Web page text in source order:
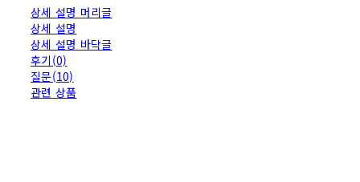
상세 설명 머리글
상세 설명
상세 설명 바닥글
후기(0)
질문(10)
관련 상품